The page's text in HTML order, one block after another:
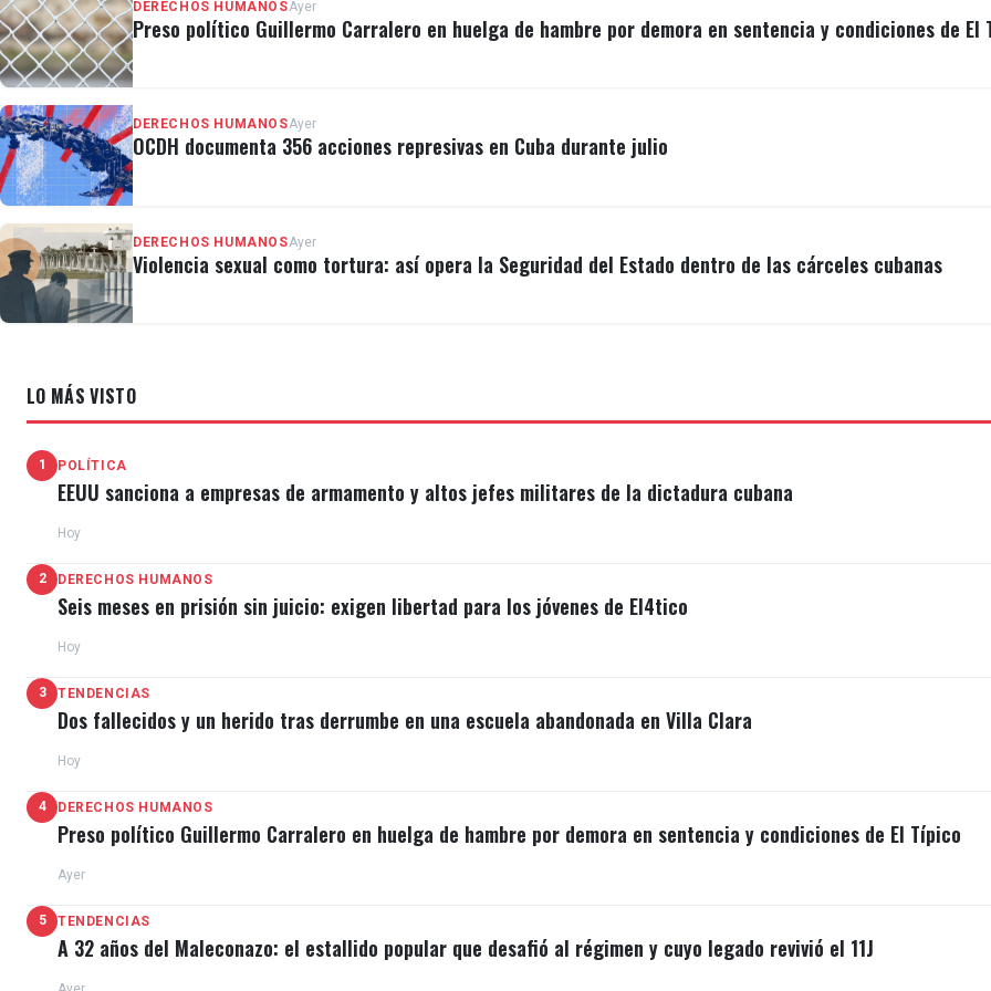
DERECHOS HUMANOSAyer
Preso político Guillermo Carralero en huelga de hambre por demora en sentencia y condiciones de El
DERECHOS HUMANOSAyer
OCDH documenta 356 acciones represivas en Cuba durante julio
DERECHOS HUMANOSAyer
Violencia sexual como tortura: así opera la Seguridad del Estado dentro de las cárceles cubanas
LO MÁS VISTO
1 POLÍTICA
EEUU sanciona a empresas de armamento y altos jefes militares de la dictadura cubana
Hoy
2 DERECHOS HUMANOS
Seis meses en prisión sin juicio: exigen libertad para los jóvenes de El4tico
Hoy
3 TENDENCIAS
Dos fallecidos y un herido tras derrumbe en una escuela abandonada en Villa Clara
Hoy
4 DERECHOS HUMANOS
Preso político Guillermo Carralero en huelga de hambre por demora en sentencia y condiciones de El Típico
Ayer
5 TENDENCIAS
A 32 años del Maleconazo: el estallido popular que desafió al régimen y cuyo legado revivió el 11J